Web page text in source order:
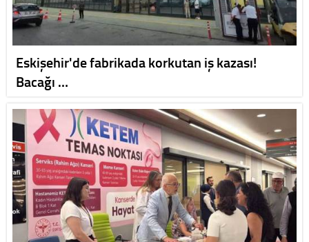
Eskişehir'de fabrikada korkutan iş kazası!
Bacağı …